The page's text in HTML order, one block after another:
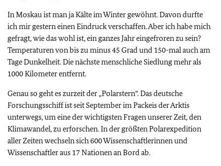
In Moskau ist man ja Kälte im Winter gewöhnt. Davon durfte
ich mir gestern einen Eindruck verschaffen. Aber ich habe mich
gefragt, wie das wohl ist, ein ganzes Jahr eingefroren zu sein?
Temperaturen von bis zu minus 45 Grad und 150-mal auch am
Tage Dunkelheit. Die nächste menschliche Siedlung mehr als
1000 Kilometer entfernt.
Genau so geht es zurzeit der „Polarstern“. Das deutsche
Forschungsschiff ist seit September im Packeis der Arktis
unterwegs, um eine der wichtigsten Fragen unserer Zeit, den
Klimawandel, zu erforschen. In der größten Polarexpedition
aller Zeiten wechseln sich 600 Wissenschaftlerinnen und
Wissenschaftler aus 17 Nationen an Bord ab.